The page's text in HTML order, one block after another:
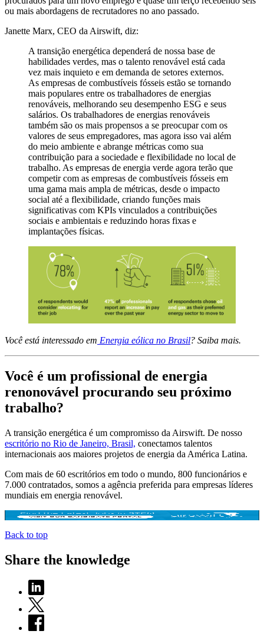
ou mais abordagens de recrutadores no ano passado.
Janette Marx, CEO da Airswift, diz:
A transição energética dependerá de nossa base de
habilidades verdes, mas o talento renovável está cada
vez mais inquieto e em demanda de setores externos.
As empresas de combustíveis fósseis estão se tornando
mais populares entre os trabalhadores de energias
renováveis, melhorando seu desempenho ESG e seus
salários. Os trabalhadores de energias renováveis ​​
também são os mais propensos a se preocupar com os
valores de seus empregadores, mas agora isso vai além
do meio ambiente e abrange métricas como sua
contribuição para a sociedade e flexibilidade no local de
trabalho. As empresas de energia verde agora terão que
competir com as empresas de combustíveis fósseis em
uma gama mais ampla de métricas, desde o impacto
social até a flexibilidade, criando funções mais
significativas com KPIs vinculados a contribuições
sociais e ambientais e reduzindo horas fixas e
implantações físicas.
Você está interessado em Energia eólica no Brasil? Saiba mais.
Você é um profissional de energia
renonovável procurando seu próximo
trabalho?
A transição energética é um compromisso da Airswift. De nosso
escritório no Rio de Janeiro, Brasil, conectamos talentos
internacionais aos maiores projetos de energia da América Latina.
Com mais de 60 escritórios em todo o mundo, 800 funcionários e
7.000 contratados, somos a agência preferida para empresas líderes
mundiais em energia renovável.
Back to top
Share the knowledge